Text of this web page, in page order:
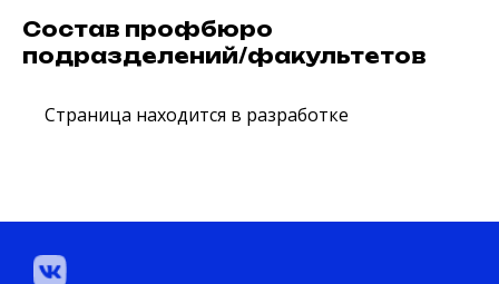
Состав профбюро
подразделений/факультетов
Страница находится в разработке